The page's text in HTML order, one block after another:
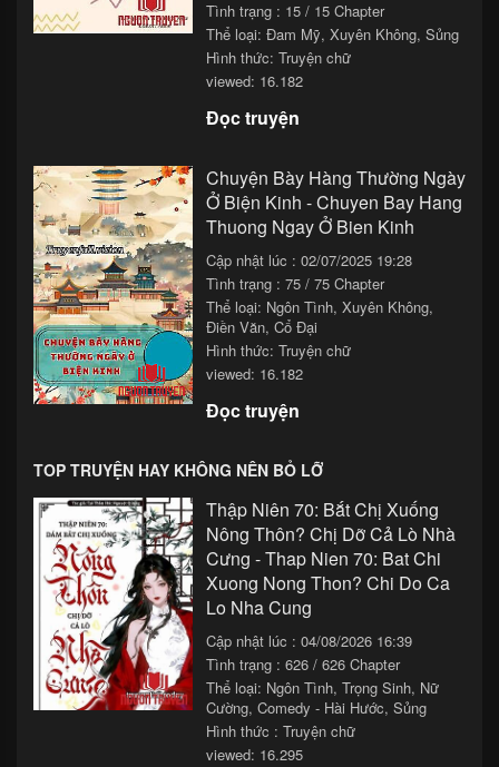
Chapter 50
25/11/2025 01:33
Chapter 47
Chapter 46
24/11/2025 17:33
Chapter 45
Chapter 44
24/11/2025 13:33
Chapter 43
Chapter 42
Chapter 41
Chapter 39
Chapter 38
24/11/2025 01:33
Chapter 37
23/11/2025 23:33
Chapter 36
Chapter 35
23/11/2025 19:33
Chapter 34
23/11/2025 17:33
23/11/2025 15:33
Tình trạng : 15 / 15 Chapter
Thể loại: Đam Mỹ, Xuyên Không, Sủng
Hình thức: Truyện chữ
viewed: 16.182
Đọc truyện
Chuyện Bày Hàng Thường Ngày
Ở Biện Kinh - Chuyen Bay Hang
Thuong Ngay Ở Bien Kinh
Cập nhật lúc : 02/07/2025 19:28
Tình trạng : 75 / 75 Chapter
Thể loại: Ngôn Tình, Xuyên Không,
Điền Văn, Cổ Đại
Hình thức: Truyện chữ
viewed: 16.182
Đọc truyện
TOP TRUYỆN HAY KHÔNG NÊN BỎ LỠ
Thập Niên 70: Bắt Chị Xuống
Nông Thôn? Chị Dỡ Cả Lò Nhà
Cưng - Thap Nien 70: Bat Chi
Xuong Nong Thon? Chi Do Ca
Lo Nha Cung
Cập nhật lúc : 04/08/2026 16:39
Tình trạng : 626 / 626 Chapter
Thể loại: Ngôn Tình, Trọng Sinh, Nữ
Cường, Comedy - Hài Hước, Sủng
Hình thức : Truyện chữ
viewed: 16.295